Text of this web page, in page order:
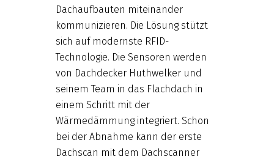
Dachaufbauten miteinander
kommunizieren. Die Lösung stützt
sich auf modernste RFID-
Technologie. Die Sensoren werden
von Dachdecker Huthwelker und
seinem Team in das Flachdach in
einem Schritt mit der
Wärmedämmung integriert. Schon
bei der Abnahme kann der erste
Dachscan mit dem Dachscanner